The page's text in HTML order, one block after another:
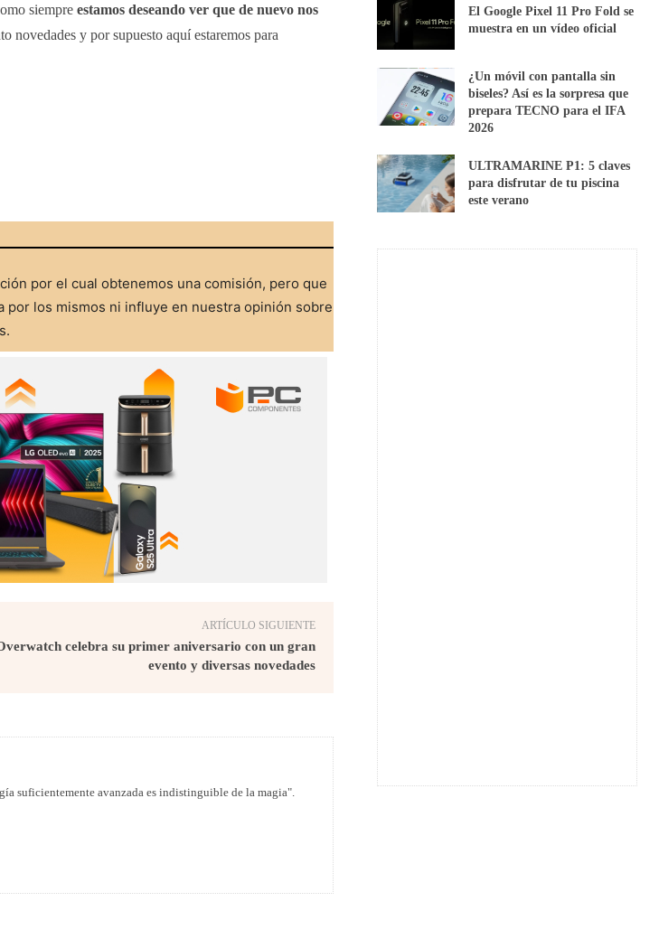
siempre estamos deseando ver que de nuevo nos
novedades y por supuesto aquí estaremos para
por el cual obtenemos una comisión, pero que
los mismos ni influye en nuestra opinión sobre
ARTÍCULO SIGUIENTE
celebra su primer aniversario con un gran
evento y diversas novedades
suficientemente avanzada es indistinguible de la magia".
El Google Pixel 11 Pro Fold se
muestra en un vídeo oficial
¿Un móvil con pantalla sin
biseles? Así es la sorpresa que
prepara TECNO para el IFA
2026
ULTRAMARINE P1: 5 claves
para disfrutar de tu piscina
este verano